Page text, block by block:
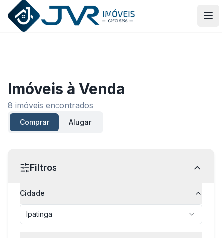
JVR Imóveis
Imóveis à Venda
8 imóveis encontrados
Comprar Alugar
Filtros
Cidade
Ipatinga